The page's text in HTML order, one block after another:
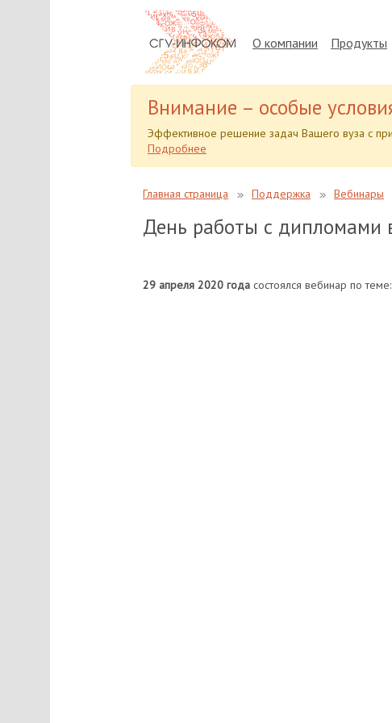
О компании Продукты
Внимание – особые
Эффективное решение задач Вашего вуза с
Подробнее
Главная страница Поддержка Вебинары
День работы с дипломами
29 апреля 2020 года состоялся вебинар по